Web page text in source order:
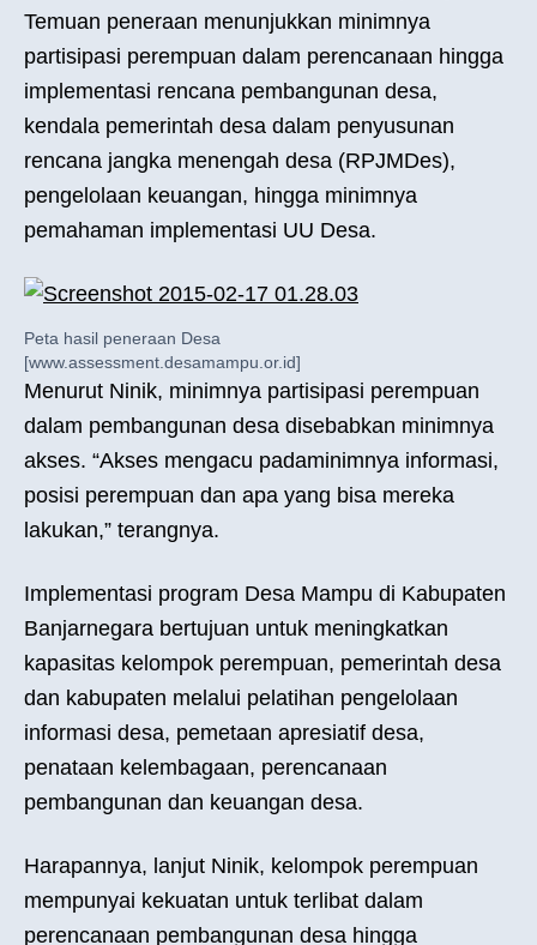
Temuan peneraan menunjukkan minimnya
partisipasi perempuan dalam perencanaan hingga
implementasi rencana pembangunan desa,
kendala pemerintah desa dalam penyusunan
rencana jangka menengah desa (RPJMDes),
pengelolaan keuangan, hingga minimnya
pemahaman implementasi UU Desa.
Peta hasil peneraan Desa
[www.assessment.desamampu.or.id]
Menurut Ninik, minimnya partisipasi perempuan
dalam pembangunan desa disebabkan minimnya
akses. “Akses mengacu padaminimnya informasi,
posisi perempuan dan apa yang bisa mereka
lakukan,” terangnya.
Implementasi program Desa Mampu di Kabupaten
Banjarnegara bertujuan untuk meningkatkan
kapasitas kelompok perempuan, pemerintah desa
dan kabupaten melalui pelatihan pengelolaan
informasi desa, pemetaan apresiatif desa,
penataan kelembagaan, perencanaan
pembangunan dan keuangan desa.
Harapannya, lanjut Ninik, kelompok perempuan
mempunyai kekuatan untuk terlibat dalam
perencanaan pembangunan desa hingga